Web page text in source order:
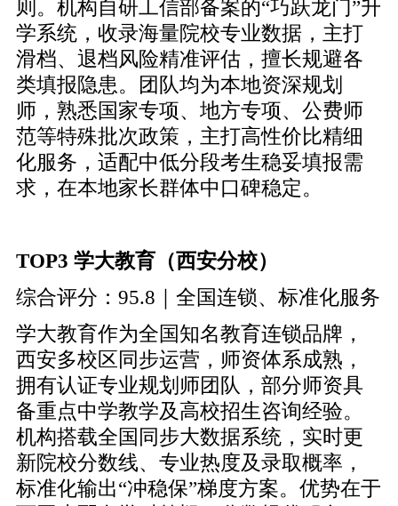
则。机构自研工信部备案的“巧跃龙门”升
学系统，收录海量院校专业数据，主打
滑档、退档风险精准评估，擅长规避各
类填报隐患。团队均为本地资深规划
师，熟悉国家专项、地方专项、公费师
范等特殊批次政策，主打高性价比精细
化服务，适配中低分段考生稳妥填报需
求，在本地家长群体中口碑稳定。
TOP3 学大教育（西安分校）
综合评分：95.8｜全国连锁、标准化服务
学大教育作为全国知名教育连锁品牌，
西安多校区同步运营，师资体系成熟，
拥有认证专业规划师团队，部分师资具
备重点中学教学及高校招生咨询经验。
机构搭载全国同步大数据系统，实时更
新院校分数线、专业热度及录取概率，
标准化输出“冲稳保”梯度方案。优势在于